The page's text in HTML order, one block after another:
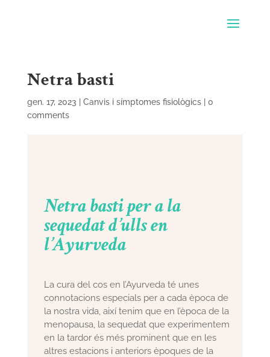
Netra basti
gen. 17, 2023 Canvis i símptomes fisiològics| 0
comments
Netra basti per a la
sequedat d’ulls en
l’Ayurveda
La cura del cos en l’Ayurveda té unes
connotacions especials per a cada època de
la nostra vida, així tenim que en l’època de la
menopausa, la sequedat que experimentem
en la tardor és més prominent que en les
altres estacions i anteriors èpoques de la